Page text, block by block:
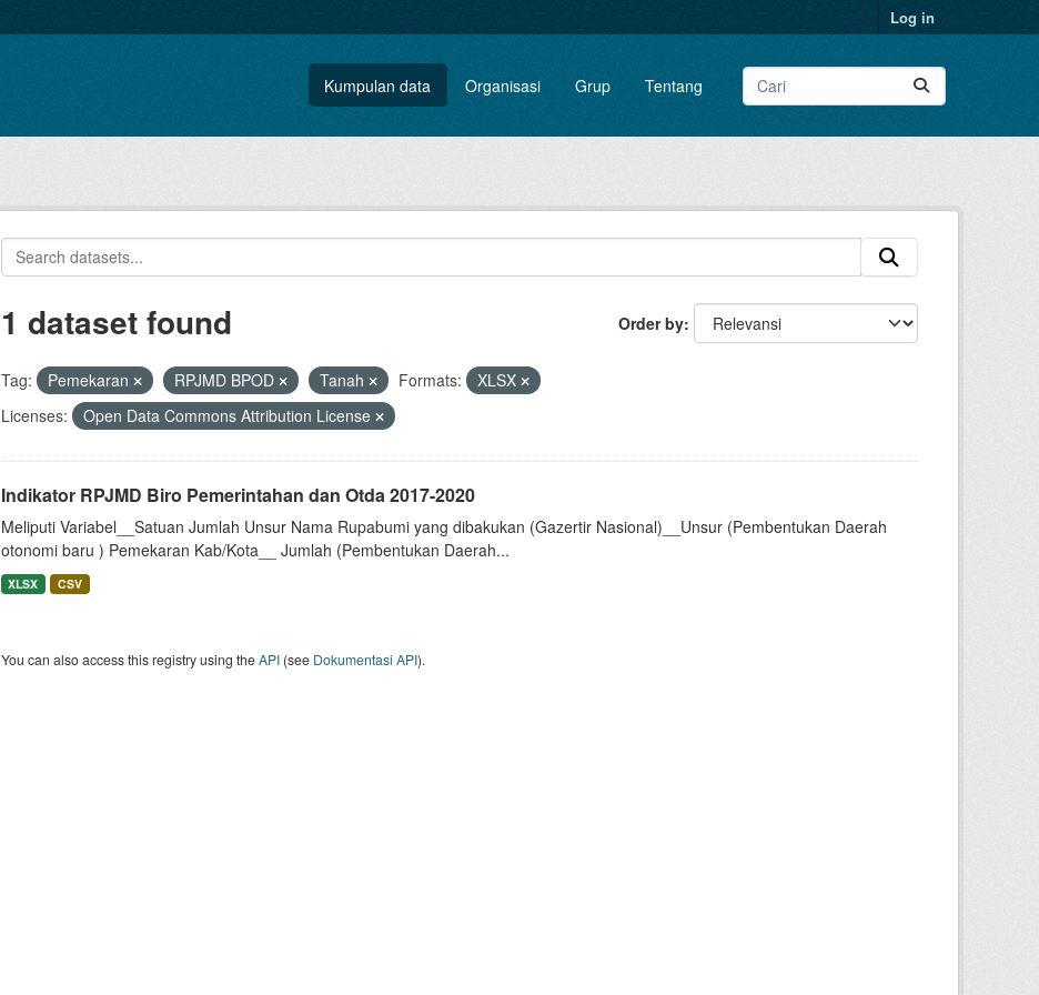
Log in
Kumpulan data Organisasi Grup Tentang
Order by
1 dataset found
Tag: Pemekaran RPJMD BPOD Tanah Formats:
XLSX
Licenses:
Open Data Commons Attribution License
Indikator RPJMD Biro Pemerintahan dan Otda 2017-2020
Meliputi Variabel__Satuan Jumlah Unsur Nama Rupabumi yang dibakukan (Gazertir Nasional)__Unsur (Pembentukan Daerah
otonomi baru ) Pemekaran Kab/Kota__ Jumlah (Pembentukan Daerah...
XLSX CSV
You can also access this registry using theAPI(see Dokumentasi API).